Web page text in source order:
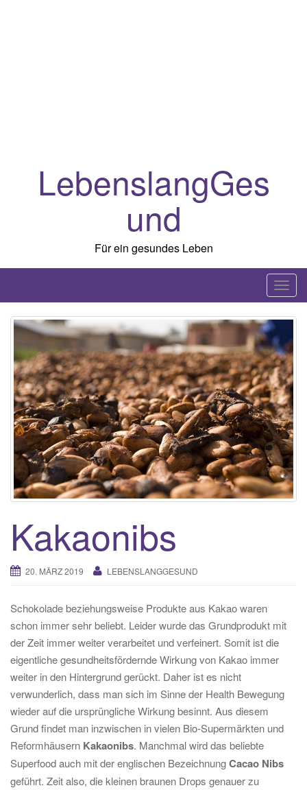
LebenslangGes
und
Für ein gesundes Leben
T
o
g
g
l
e
n
a
v
i
g
a
t
Kakaonibs
20. MÄRZ 2019 LEBENSLANGGESUND
Schokolade beziehungsweise Produkte aus Kakao waren
schon immer sehr beliebt. Leider wurde das Grundprodukt mit
der Zeit immer weiter verarbeitet und verfeinert. Somit ist die
eigentliche gesundheitsfördernde Wirkung von Kakao immer
weiter in den Hintergrund gerückt. Daher ist es nicht
verwunderlich, dass man sich im Sinne der Health Bewegung
wieder auf die ursprüngliche Wirkung besinnt. Aus diesem
Grund findet man inzwischen in vielen Bio-Supermärkten und
Reformhäusern Kakaonibs. Manchmal wird das beliebte
Superfood auch mit der englischen BezeichnungCacao Nibs
geführt. Zeit also, die kleinen braunen Drops genauer zu